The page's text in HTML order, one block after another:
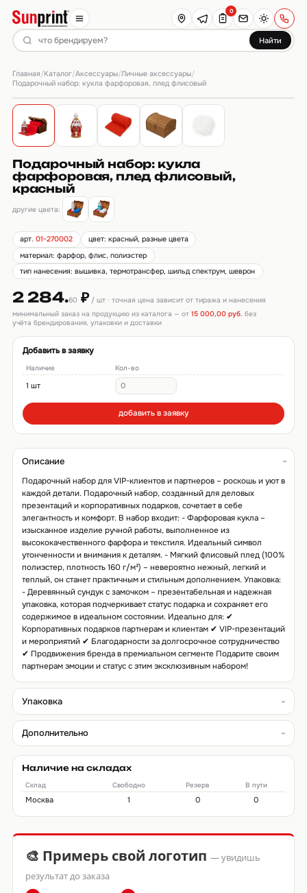
Найти
0
Главная/Каталог/Аксессуары/Личные аксессуары/
Подарочный набор: кукла фарфоровая, плед флисовый
Подарочный набор: кукла
фарфоровая, плед флисовый,
красный
другие цвета:
арт.01-270002
цвет: красный, разные цвета
материал: фарфор, флис, полиэстер
тип нанесения: вышивка, термотрансфер, шильд спектрум, шеврон
2 284.60₽/ шт · точная цена зависит от тиража и нанесения
минимальный заказ на продукцию из каталога — от 15 000,00 руб. без
учёта брендирования, упаковки и доставки
Добавить в заявку
Наличие Кол-во
1 шт
добавить в заявку
Описание
Подарочный набор для VIP-клиентов и партнеров – роскошь и уют в
каждой детали. Подарочный набор, созданный для деловых
презентаций и корпоративных подарков, сочетает в себе
элегантность и комфорт. В набор входит: - Фарфоровая кукла –
изысканное изделие ручной работы, выполненное из
высококачественного фарфора и текстиля. Идеальный символ
утонченности и внимания к деталям. - Мягкий флисовый плед (100%
полиэстер, плотность 160 г/м²) – невероятно нежный, легкий и
теплый, он станет практичным и стильным дополнением. Упаковка:
- Деревянный сундук с замочком – презентабельная и надежная
упаковка, которая подчеркивает статус подарка и сохраняет его
содержимое в идеальном состоянии. Идеально для: ✔
Корпоративных подарков партнерам и клиентам ✔ VIP-презентаций
и мероприятий ✔ Благодарности за долгосрочное сотрудничество
✔ Продвижения бренда в премиальном сегменте Подарите своим
партнерам эмоции и статус с этим эксклюзивным набором!
Упаковка
Дополнительно
Наличие на складах
Склад Свободно Резерв В пути
Москва 1 0 0
🎨 Примерь свой логотип — увидишь
результат до заказа